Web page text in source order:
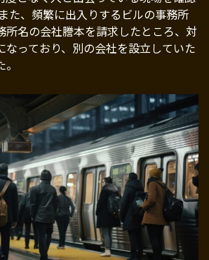
た、頻繁に出入りするビルの事務所
所名の会社謄本を請求したところ、対
なっており、別の会社を設立していた